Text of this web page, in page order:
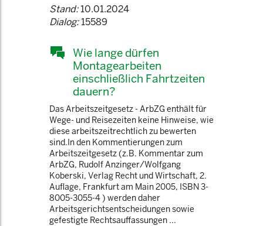
Stand:10.01.2024
Dialog:15589
Wie lange dürfen
Montagearbeiten
einschließlich Fahrtzeiten
dauern?
Das Arbeitszeitgesetz - ArbZG enthält für
Wege- und Reisezeiten keine Hinweise, wie
diese arbeitszeitrechtlich zu bewerten
sind.In den Kommentierungen zum
Arbeitszeitgesetz (z.B. Kommentar zum
ArbZG, Rudolf Anzinger/Wolfgang
Koberski, Verlag Recht und Wirtschaft, 2.
Auflage, Frankfurt am Main 2005, ISBN 3-
8005-3055-4 ) werden daher
Arbeitsgerichtsentscheidungen sowie
gefestigte Rechtsauffassungen ...